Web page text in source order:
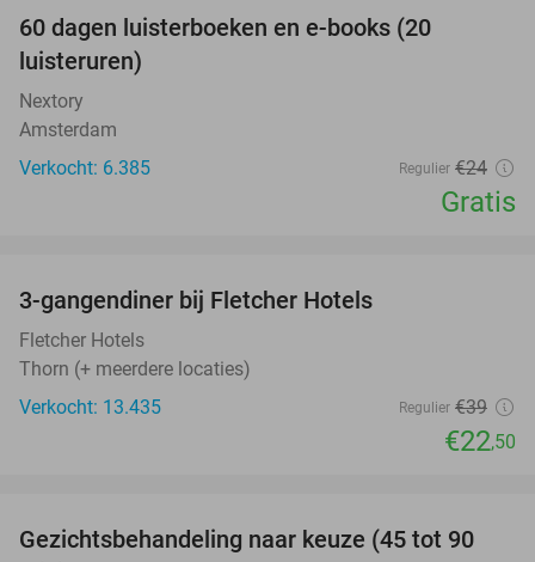
60 dagen luisterboeken en e-books (20
luisteruren)
Nextory
Amsterdam
Verkocht: 6.385
Regulier €24
Gratis
3-gangendiner bij Fletcher Hotels
Fletcher Hotels
Thorn (+ meerdere locaties)
Verkocht: 13.435
Regulier €39
€22,50
26%
Gezichtsbehandeling naar keuze (45 tot 90